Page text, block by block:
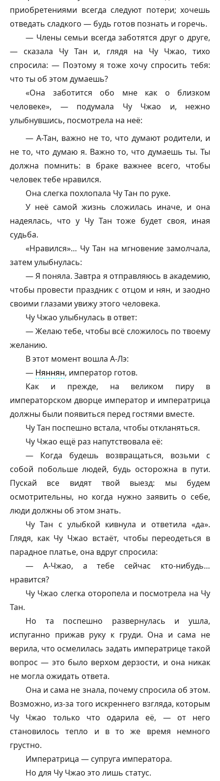
приобретениями всегда следуют потери; хочешь
отведать сладкого — будь готов познать и горечь.
— Члены семьи всегда заботятся друг о друге,
— сказала Чу Тан и, глядя на Чу Чжао, тихо
спросила: — Поэтому я тоже хочу спросить тебя:
что ты об этом думаешь?
«Она заботится обо мне как о близком
человеке», — подумала Чу Чжао и, нежно
улыбнувшись, посмотрела на неё:
— А-Тан, важно не то, что думают родители, и
не то, что думаю я. Важно то, что думаешь ты. Ты
должна помнить: в браке важнее всего, чтобы
человек тебе нравился.
Она слегка похлопала Чу Тан по руке.
У неё самой жизнь сложилась иначе, и она
надеялась, что у Чу Тан тоже будет своя, иная
судьба.
«Нравился»… Чу Тан на мгновение замолчала,
затем улыбнулась:
— Я поняла. Завтра я отправляюсь в академию,
чтобы провести праздник с отцом и нян, и заодно
своими глазами увижу этого человека.
Чу Чжао улыбнулась в ответ:
— Желаю тебе, чтобы всё сложилось по твоему
желанию.
В этот момент вошла А-Лэ:
— Няннян, император готов.
Как и прежде, на великом пиру в
императорском дворце император и императрица
должны были появиться перед гостями вместе.
Чу Тан поспешно встала, чтобы откланяться.
Чу Чжао ещё раз напутствовала её:
— Когда будешь возвращаться, возьми с
собой побольше людей, будь осторожна в пути.
Пускай все видят твой выезд: мы будем
осмотрительны, но когда нужно заявить о себе,
люди должны об этом знать.
Чу Тан с улыбкой кивнула и ответила «да».
Глядя, как Чу Чжао встаёт, чтобы переодеться в
парадное платье, она вдруг спросила:
— А-Чжао, а тебе сейчас кто-нибудь…
нравится?
Чу Чжао слегка оторопела и посмотрела на Чу
Тан.
Но та поспешно развернулась и ушла,
испуганно прижав руку к груди. Она и сама не
верила, что осмелилась задать императрице такой
вопрос — это было верхом дерзости, и она никак
не могла ожидать ответа.
Она и сама не знала, почему спросила об этом.
Возможно, из-за того искреннего взгляда, которым
Чу Чжао только что одарила её, — от него
становилось тепло и в то же время немного
грустно.
Императрица — супруга императора.
Но для Чу Чжао это лишь статус.